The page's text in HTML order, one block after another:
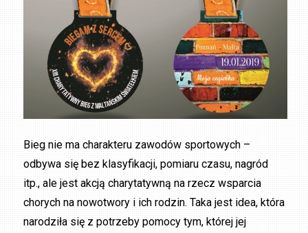
Bieg nie ma charakteru zawodów sportowych –
odbywa się bez klasyfikacji, pomiaru czasu, nagród
itp., ale jest akcją charytatywną na rzecz wsparcia
chorych na nowotwory i ich rodzin. Taka jest idea, która
narodziła się z potrzeby pomocy tym, której jej